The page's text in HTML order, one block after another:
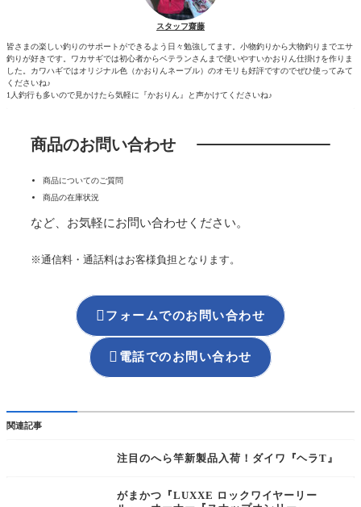
スタッフ齋藤
皆さまの楽しい釣りのサポートができるよう日々勉強してます。小物釣りから大物釣りまでエサ
釣りが好きです。ワカサギでは初心者からベテランさんまで使いやすいかおりん仕掛けを作りま
した。カワハギではオリジナル色（かおりんネーブル）のオモリも好評ですのでぜひ使ってみて
くださいね♪
1人釣行も多いので見かけたら気軽に『かおりん』と声かけてくださいね♪
商品のお問い合わせ
商品についてのご質問
商品の在庫状況
など、お気軽にお問い合わせください。
※通信料・通話料はお客様負担となります。
フォームでのお問い合わせ
 電話でのお問い合わせ
関連記事
注目のへら竿新製品入荷！ダイワ『ヘラT』
がまかつ『LUXXE ロックワイヤーリー